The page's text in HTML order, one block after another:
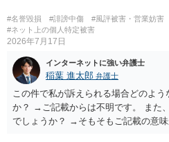
#名誉毀損 #誹謗中傷 #風評被害・営業妨害
#ネット上の個人特定被害
2026年7月17日
インターネットに強い弁護士
稲葉 進太郎 弁護士
この件で私が訴えられる場合どのよ
か？ →ご記載からは不明です。 また
でしょうか？ →そもそもご記載の意